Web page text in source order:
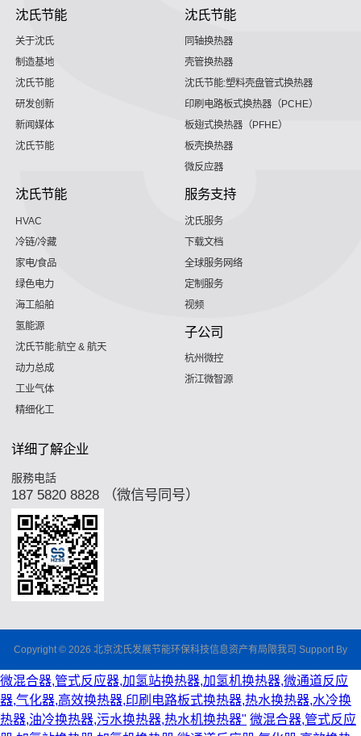
沈氏节能
关于沈氏
制造基地
沈氏节能
研发创新
新闻媒体
沈氏节能
沈氏节能
同轴换热器
壳管换热器
沈氏节能:塑料壳盘管式换热器
印刷电路板式换热器（PCHE）
板翅式换热器（PFHE）
板壳换热器
微反应器
沈氏节能
HVAC
冷链/冷藏
家电/食品
绿色电力
海工船舶
氢能源
沈氏节能:航空 & 航天
动力总成
工业气体
精细化工
服务支持
沈氏服务
下载文档
全球服务网络
定制服务
视频
子公司
杭州微控
浙江微智源
详细了解企业
服務电話
187 5820 8828 （微信号同号）
Copyright © 2026 北京沈氏发展节能环保科技信息资产有局限我司 Support By
微混合器,管式反应器,加氢站换热器,加氢机换热器,微通道反应
器,气化器,高效换热器,印刷电路板式换热器,热水换热器,水冷换
热器,油冷换热器,污水换热器,热水机换热器" 微混合器,管式反应